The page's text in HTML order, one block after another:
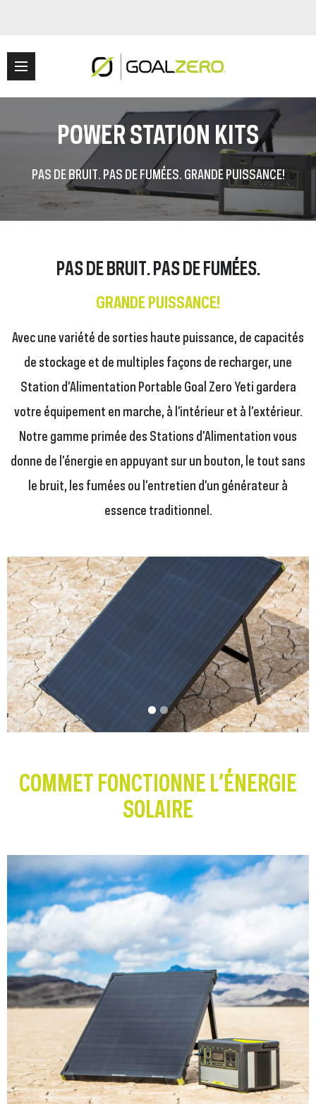
POWER STATION KITS
PAS DE BRUIT. PAS DE FUMÉES. GRANDE PUISSANCE!
PAS DE BRUIT. PAS DE FUMÉES.
GRANDE PUISSANCE!
Avec une variété de sorties haute puissance, de capacités
de stockage et de multiples façons de recharger, une
Station d’Alimentation Portable Goal Zero Yeti gardera
votre équipement en marche, à l’intérieur et à l’extérieur.
Notre gamme primée des Stations d’Alimentation vous
donne de l’énergie en appuyant sur un bouton, le tout sans
le bruit, les fumées ou l’entretien d’un générateur à
essence traditionnel.
COMMET FONCTIONNE L’ÉNERGIE
SOLAIRE